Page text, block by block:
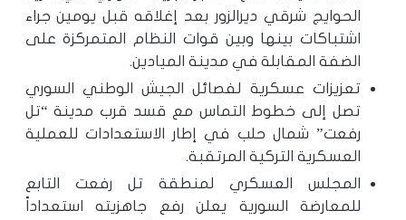
الحوايج شرقي ديرالزور بعد إغلاقه قبل يومين جراء
اشتباكات بينها وبين قوات النظام المتمركزة على
الضفة المقابلة في مدينة الميادين.
تعزيزات عسكرية لفصائل الجيش الوطني السوري
تصل إلى خطوط التماس مع قسد قرب مدينة “تل
رفعت” شمال حلب في إطار الاستعدادات للعملية
العسكرية التركية المرتقبة.
المجلس العسكري لمنطقة تل رفعت التابع
للمعارضة السورية يعلن رفع جاهزيته استعداداً